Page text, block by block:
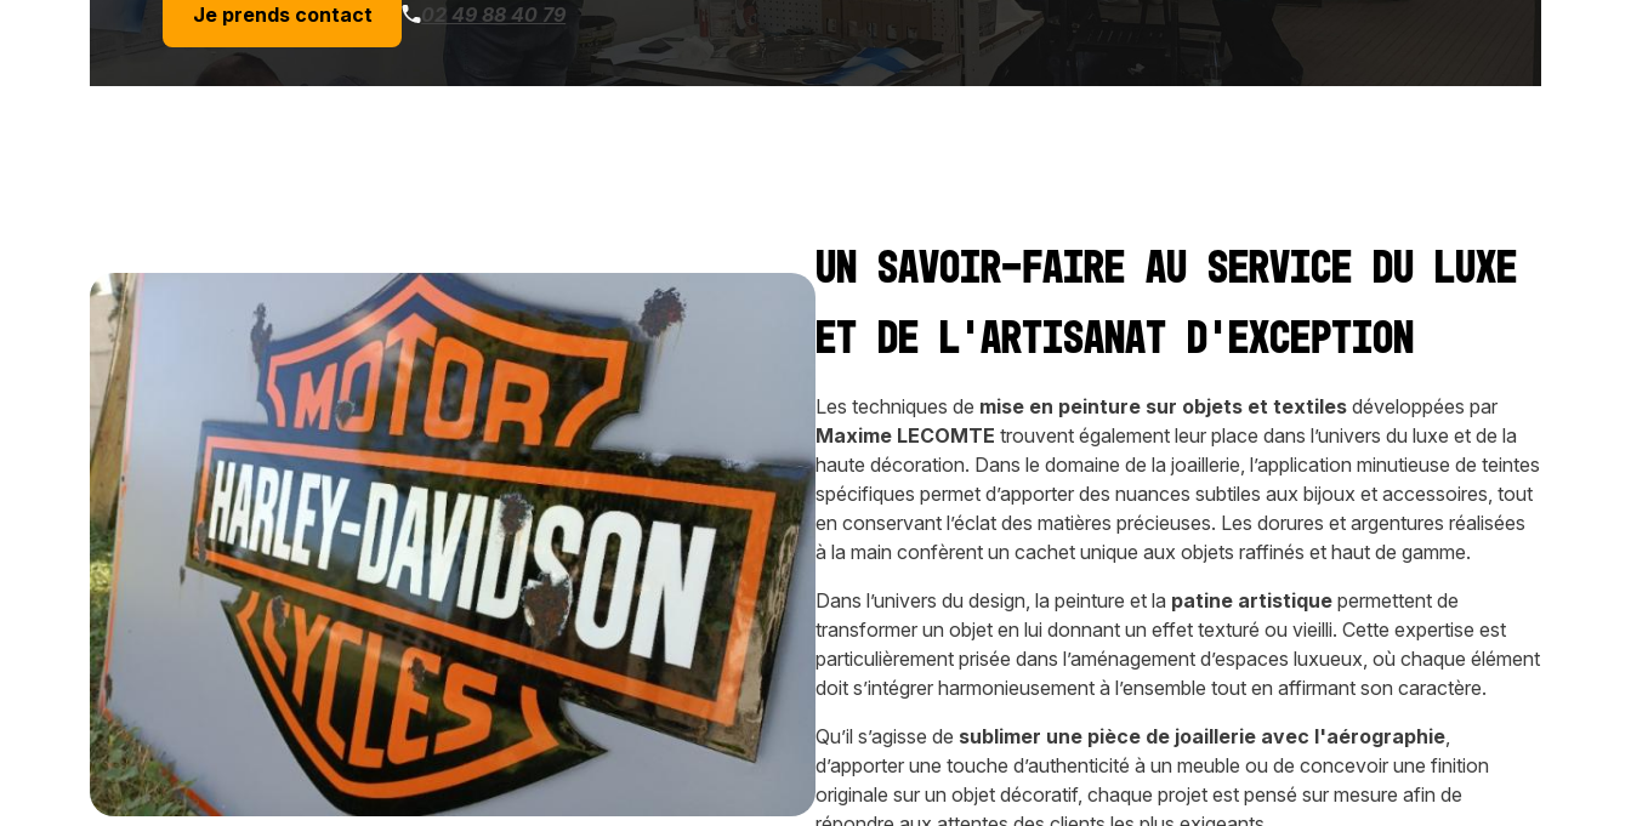
Je prends contact 02 49 88 40 79
Un savoir-faire au service du luxe
et de l’artisanat d’exception
Les techniques de mise en peinture sur objets et textiles développées par
Maxime LECOMTE trouvent également leur place dans l’univers du luxe et de la
haute décoration. Dans le domaine de la joaillerie, l’application minutieuse de teintes
spécifiques permet d’apporter des nuances subtiles aux bijoux et accessoires, tout
en conservant l’éclat des matières précieuses. Les dorures et argentures réalisées
à la main confèrent un cachet unique aux objets raffinés et haut de gamme.
Dans l’univers du design, la peinture et la patine artistique permettent de
transformer un objet en lui donnant un effet texturé ou vieilli. Cette expertise est
particulièrement prisée dans l’aménagement d’espaces luxueux, où chaque élément
doit s’intégrer harmonieusement à l’ensemble tout en affirmant son caractère.
Qu’il s’agisse de sublimer une pièce de joaillerie avec l'aérographie
d’apporter une touche d’authenticité à un meuble ou de concevoir une finition
originale sur un objet décoratif, chaque projet est pensé sur mesure afin de